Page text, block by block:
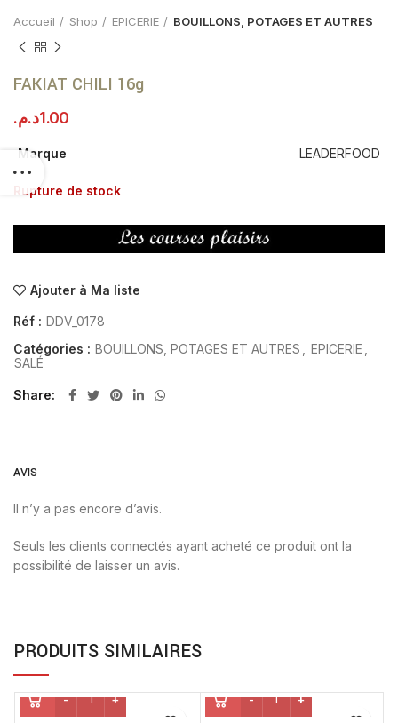
Accueil Shop EPICERIE BOUILLONS, POTAGES ET AUTRES
FAKIAT CHILI 16g
1.00د.م.
Marque LEADERFOOD
Rupture de stock
Ajouter à Ma liste
Réf : DDV_0178
Catégories : BOUILLONS, POTAGES ET AUTRES EPICERIE
SALÉ
Share
AVIS
Il n’y a pas encore d’avis.
Seuls les clients connectés ayant acheté ce produit ont la
possibilité de laisser un avis.
PRODUITS SIMILAIRES